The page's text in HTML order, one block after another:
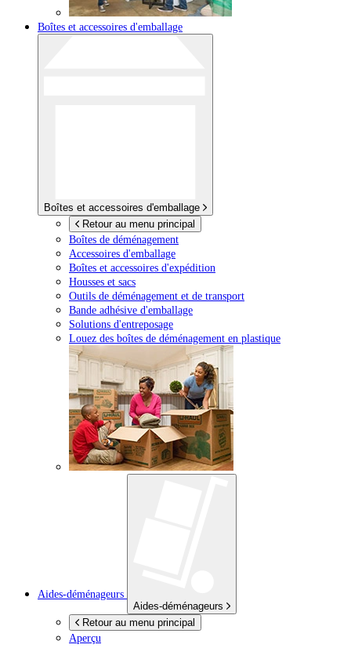
Boîtes et accessoires d'emballage
Boîtes et accessoires d'emballage
Retour au menu principal
Boîtes de déménagement
Accessoires d'emballage
Boîtes et accessoires d'expédition
Housses et sacs
Outils de déménagement et de transport
Bande adhésive d'emballage
Solutions d'entreposage
Louez des boîtes de déménagement en plastique
Aides-déménageurs
Aides-déménageurs
Retour au menu principal
Aperçu